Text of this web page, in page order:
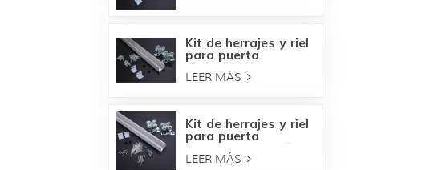
Kit de herrajes y riel
para puerta
empotrada de 250
LBS
LEER MÁS
Kit de herrajes y riel
para puerta
empotrada de 150
LBS
LEER MÁS